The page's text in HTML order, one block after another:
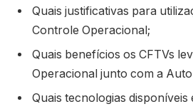
Quais justificativas para
Controle Operacional;
Quais benefícios os CFTVs
Operacional junto com a
Quais tecnologias disponíveis